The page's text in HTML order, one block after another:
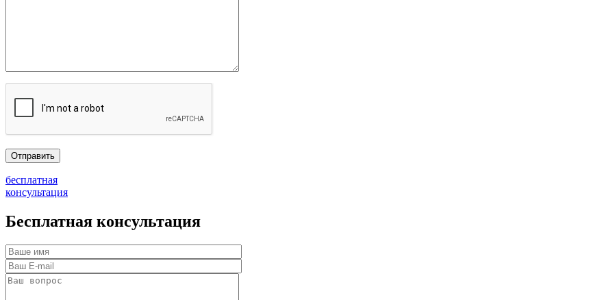
бесплатная
консультация
Бесплатная консультация